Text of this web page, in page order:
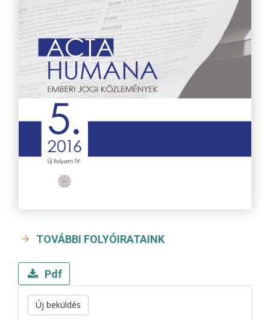
TOVÁBBI FOLYÓIRATAINK
Pdf
Új beküldés